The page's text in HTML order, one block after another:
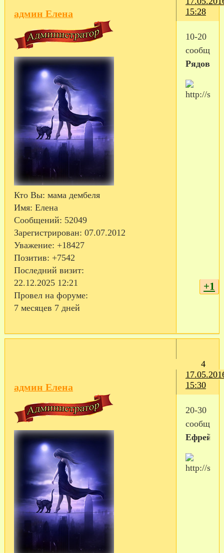
15:28
админ Елена
Кто Вы: мама дембеля
Имя: Елена
Сообщений: 52049
Зарегистрирован: 07.07.2012
Уважение: +18427
Позитив: +7542
Последний визит:
22.12.2025 12:21
Провел на форуме:
7 месяцев 7 дней
10-20
Рядовой
+1
4
15:30
админ Елена
20-30